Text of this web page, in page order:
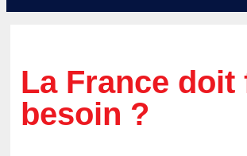
La France
besoin ?